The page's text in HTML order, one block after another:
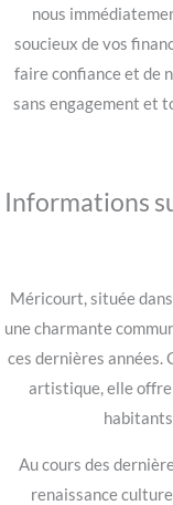
nous
soucieux de vos
faire confiance et de
sans engagement et
Informations
Méricourt, située
une charmante
ces dernières années.
artistique, elle
Au cours des
renaissance